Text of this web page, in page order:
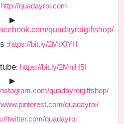
http://quadayroi.com
▶
quadayroigiftshop/
:https://bit.ly/2MtXfYH
: https://bit.ly/2MnjH5I
▶
quadayroigiftshop/
quadayroi/
twitter.com/quadayroi